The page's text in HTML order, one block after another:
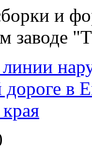
и
заводе
линии
в